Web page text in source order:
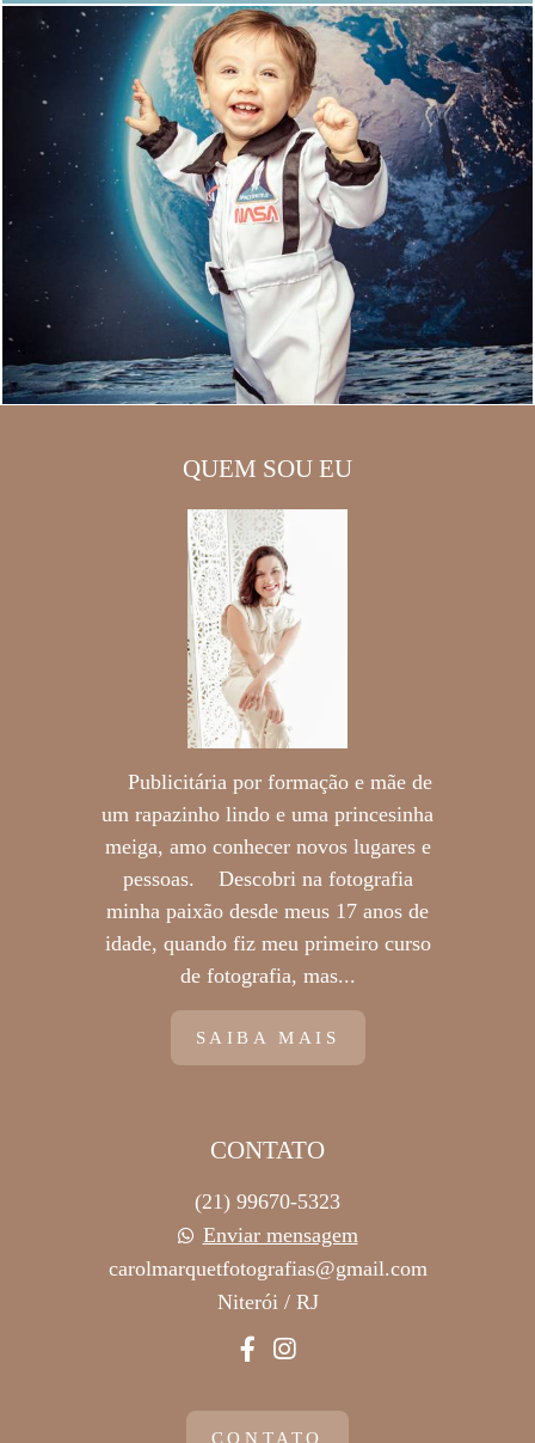
QUEM SOU EU
Publicitária por formação e mãe de
um rapazinho lindo e uma princesinha
meiga, amo conhecer novos lugares e
pessoas. Descobri na fotografia
minha paixão desde meus 17 anos de
idade, quando fiz meu primeiro curso
de fotografia, mas...
SAIBA MAIS
CONTATO
(21) 99670-5323
Enviar mensagem
carolmarquetfotografias@gmail.com
Niterói / RJ
CONTATO